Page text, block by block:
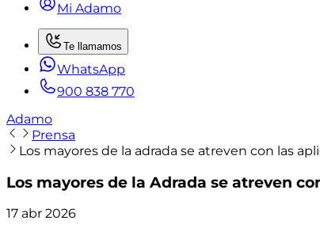
Mi Adamo
Te llamamos
WhatsApp
900 838 770
Adamo
Prensa
Los mayores de la adrada se atreven con las
Los mayores de la Adrada se atreven
17 abr 2026